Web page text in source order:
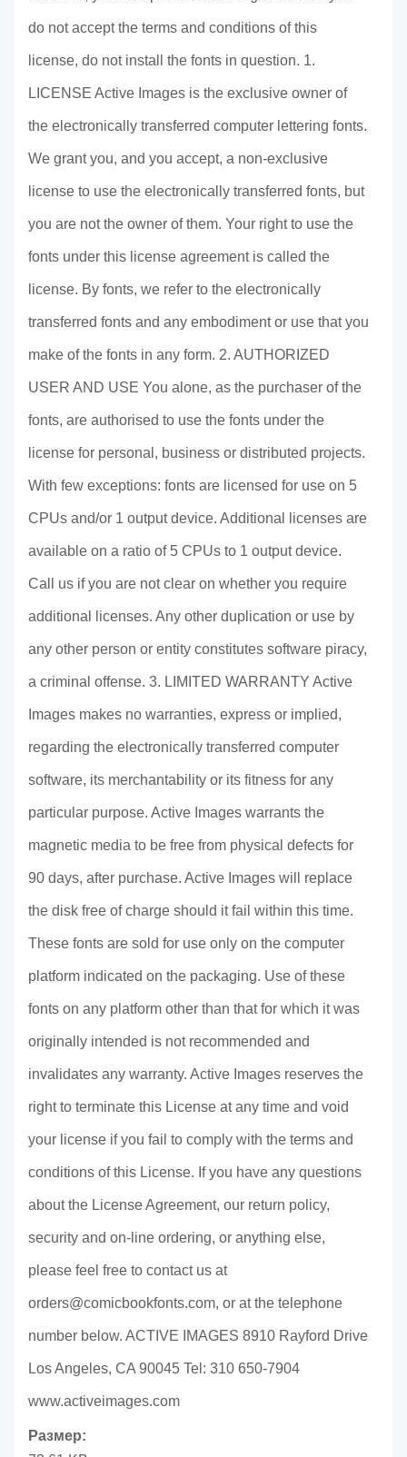
do not accept the terms and conditions of this
license, do not install the fonts in question. 1.
LICENSE Active Images is the exclusive owner of
the electronically transferred computer lettering fonts.
We grant you, and you accept, a non-exclusive
license to use the electronically transferred fonts, but
you are not the owner of them. Your right to use the
fonts under this license agreement is called the
license. By fonts, we refer to the electronically
transferred fonts and any embodiment or use that you
make of the fonts in any form. 2. AUTHORIZED
USER AND USE You alone, as the purchaser of the
fonts, are authorised to use the fonts under the
license for personal, business or distributed projects.
With few exceptions: fonts are licensed for use on 5
CPUs and/or 1 output device. Additional licenses are
available on a ratio of 5 CPUs to 1 output device.
Call us if you are not clear on whether you require
additional licenses. Any other duplication or use by
any other person or entity constitutes software piracy,
a criminal offense. 3. LIMITED WARRANTY Active
Images makes no warranties, express or implied,
regarding the electronically transferred computer
software, its merchantability or its fitness for any
particular purpose. Active Images warrants the
magnetic media to be free from physical defects for
90 days, after purchase. Active Images will replace
the disk free of charge should it fail within this time.
These fonts are sold for use only on the computer
platform indicated on the packaging. Use of these
fonts on any platform other than that for which it was
originally intended is not recommended and
invalidates any warranty. Active Images reserves the
right to terminate this License at any time and void
your license if you fail to comply with the terms and
conditions of this License. If you have any questions
about the License Agreement, our return policy,
security and on-line ordering, or anything else,
please feel free to contact us at
orders@comicbookfonts.com, or at the telephone
number below. ACTIVE IMAGES 8910 Rayford Drive
Los Angeles, CA 90045 Tel: 310 650-7904
www.activeimages.com
Размер: